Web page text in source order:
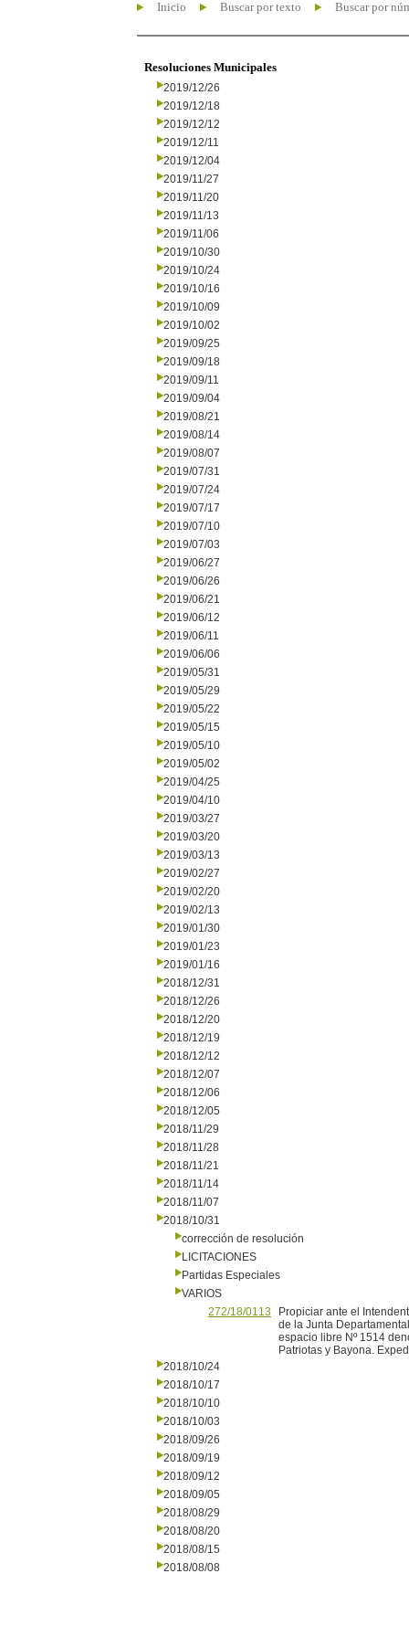
Inicio Buscar por texto Buscar por
Resoluciones Municipales
2019/12/26
2019/12/18
2019/12/12
2019/12/11
2019/12/04
2019/11/27
2019/11/20
2019/11/13
2019/11/06
2019/10/30
2019/10/24
2019/10/16
2019/10/09
2019/10/02
2019/09/25
2019/09/18
2019/09/11
2019/09/04
2019/08/21
2019/08/14
2019/08/07
2019/07/31
2019/07/24
2019/07/17
2019/07/10
2019/07/03
2019/06/27
2019/06/26
2019/06/21
2019/06/12
2019/06/11
2019/06/06
2019/05/31
2019/05/29
2019/05/22
2019/05/15
2019/05/10
2019/05/02
2019/04/25
2019/04/10
2019/03/27
2019/03/20
2019/03/13
2019/02/27
2019/02/20
2019/02/13
2019/01/30
2019/01/23
2019/01/16
2018/12/31
2018/12/26
2018/12/20
2018/12/19
2018/12/12
2018/12/07
2018/12/06
2018/12/05
2018/11/29
2018/11/28
2018/11/21
2018/11/14
2018/11/07
2018/10/31
corrección de resolución
LICITACIONES
Partidas Especiales
VARIOS
272/18/0113
Propiciar ante el
de la Junta
espacio libre Nº 1514
Patriotas y Bayona.
2018/10/24
2018/10/17
2018/10/10
2018/10/03
2018/09/26
2018/09/19
2018/09/12
2018/09/05
2018/08/29
2018/08/20
2018/08/15
2018/08/08